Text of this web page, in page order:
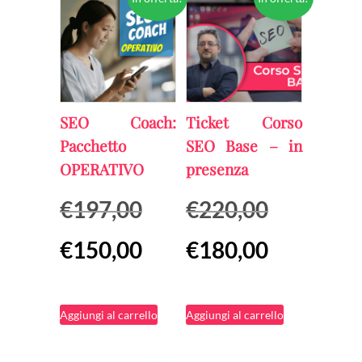
SEO Coach:
Pacchetto
OPERATIVO
€197,00
originale
€197,00.
€150,00Il
è:
Aggiungi al carrello
Ticket Corso
SEO Base – in
presenza
€220,00
originale
€220,00.
€180,00Il
è:
Aggiungi al carrello